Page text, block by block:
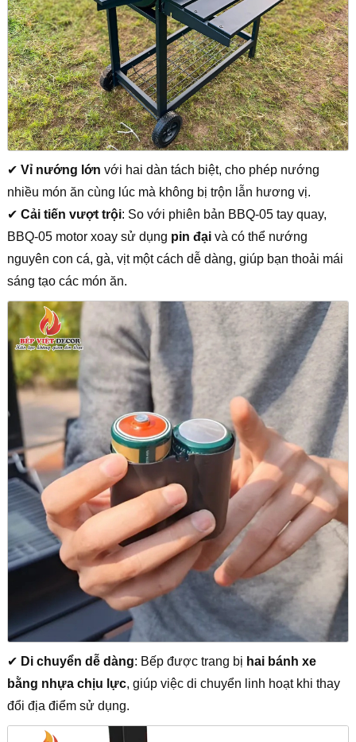
✔ Vỉ nướng lớn với hai dàn tách biệt, cho phép nướng
nhiều món ăn cùng lúc mà không bị trộn lẫn hương vị.
✔ Cải tiến vượt trội: So với phiên bản BBQ-05 tay quay,
BBQ-05 motor xoay sử dụng pin đạivà có thể nướng
nguyên con cá, gà, vịt một cách dễ dàng, giúp bạn thoải mái
sáng tạo các món ăn.
✔ Di chuyển dễ dàng: Bếp được trang bị hai bánh xe
bằng nhựa chịu lực, giúp việc di chuyển linh hoạt khi thay
đổi địa điểm sử dụng.